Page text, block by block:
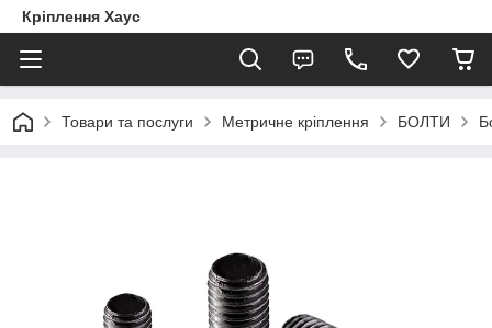
Кріплення Хаус
Товари та послуги Метричне кріплення БОЛТИ